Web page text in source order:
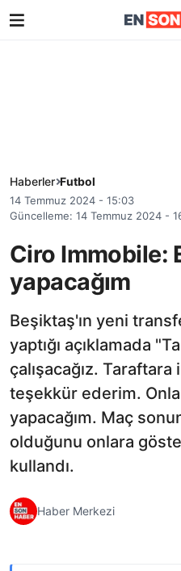
Haberler Futbol
14 Temmuz 2024 - 15:03
Güncelleme: 14 Temmuz 2024 -
Ciro Immobile:
yapacağım
Beşiktaş'ın yeni
yaptığı açıklamada
çalışacağız.
teşekkür ederim.
yapacağım. Maç
olduğunu onlara
kullandı.
Haber Merkezi